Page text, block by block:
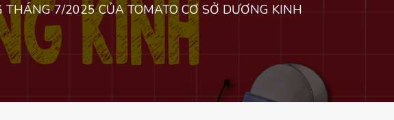
THÁNG 7/2025 CỦA TOMATO CƠ SỞ DƯƠNG KINH